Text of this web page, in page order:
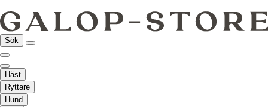
Sök
Häst
Ryttare
Hund